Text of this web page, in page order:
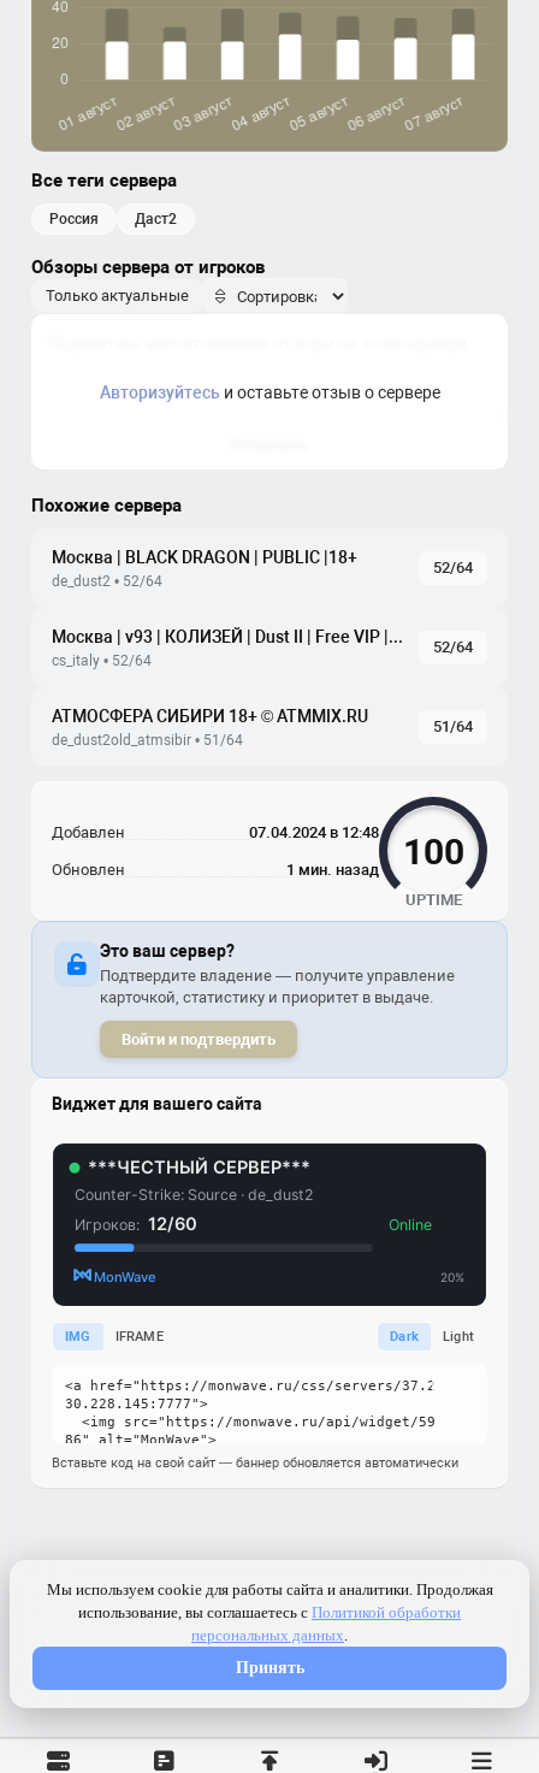
Все теги сервера
россия даст2
Обзоры сервера от игроков
Только актуальные
Авторизуйтесьи оставьте отзыв о сервере
Похожие сервера
Москва | BLACK DRAGON | PUBLIC |18+
de_dust2 • 52/64
52/64
Москва | v93 | КОЛИЗЕЙ | Dust II | Free VIP | tickrate 100
cs_italy • 52/64
52/64
АТМОСФЕРА СИБИРИ 18+ © ATMMIX.RU
de_dust2old_atmsibir • 51/64
51/64
Добавлен 07.04.2024 в 12:48
Обновлен 1 мин. назад 100
UPTIME
Это ваш сервер?
Подтвердите владение — получите управление
карточкой, статистику и приоритет в выдаче.
Войти и подтвердить
Виджет для вашего сайта
IMG IFRAME Dark Light
Вставьте код на свой сайт — баннер обновляется автоматически